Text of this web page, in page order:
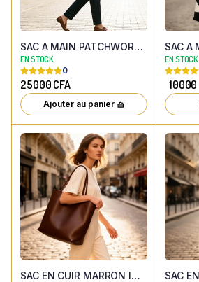
SAC A MAIN PATCHWORK EN SIMILI - TONS FROIDS
EN STOCK
0
25000 CFA
Ajouter au panier 🧺
EN STOCK
10000
SAC EN CUIR MARRON INTEMPOREL GRAND FORMAT